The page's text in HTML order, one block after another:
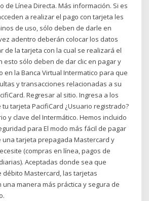
de Línea Directa. Más información. Si es
a realizar el pago con tarjeta les
de uso, sólo deben de darle en
adentro deberán colocar los datos
de la tarjeta con la cual se realizará el
esto sólo deben de dar clic en pagar y
en la Banca Virtual Intermatico para que
y transacciones relacionadas a su
Regresar al sitio. Ingresa a los
tarjeta PacifiCard ¿Usuario registrado?
y clave del Intermático. Hemos incluido
para El modo más fácil de pagar
una tarjeta prepagada Mastercard y
(compras en línea, pagos de
Aceptadas donde sea que
débito Mastercard, las tarjetas
manera más práctica y segura de